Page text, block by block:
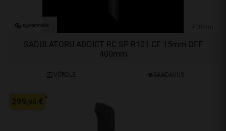
SADULATORU ADDICT RC SP-R101-CF 15mm OFF
400mm
VÕRDLE SAADAVUS
299,90 €